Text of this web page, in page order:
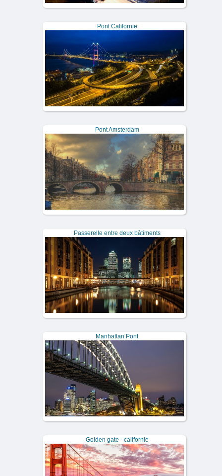
Pont Californie
Pont Amsterdam
Passerelle entre deux bâtiments
Manhattan Pont
Golden gate - californie